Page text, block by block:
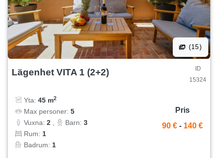
(15)
Lägenhet VITA 1 (2+2)
ID
15324
Yta: 45 m2
Max personer: 5
Vuxna: 2 , Barn: 3
Rum: 1
Badrum: 1
Pris
90 € - 140 €